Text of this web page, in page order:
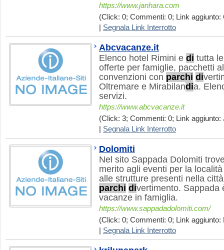
https://www.janhara.com
(Click: 0; Commenti: 0; Link aggiunto:
Segnala Link Interrotto
Abcvacanze.it
Elenco hotel Rimini e di tutta
offerte per famiglie, pacchetti
convenzioni con parchi di
Oltremare e Mirabilandia.
servizi.
https://www.abcvacanze.it
(Click: 3; Commenti: 0; Link aggiunto:
Segnala Link Interrotto
Dolomiti
Nel sito Sappada Dolomiti
merito agli eventi per la
alle strutture presenti nella
parchi divertimento. Sappada
vacanze in famiglia.
https://www.sappadadolomiti.com/
(Click: 0; Commenti: 0; Link aggiunto:
Segnala Link Interrotto